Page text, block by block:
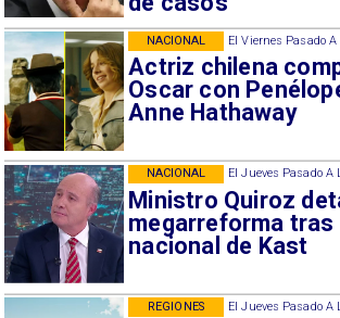
El Viernes Pasado
Actriz chilena
Oscar con
Anne Hathaway
NACIONAL
El Jueves Pasado A
Ministro Quiroz
megarreforma tras
nacional de Kast
NACIONAL
El Jueves Pasado A
REGIONES